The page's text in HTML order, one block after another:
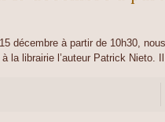
15 décembre à partir de 10h30,
la librairie l’auteur Patrick Nieto.